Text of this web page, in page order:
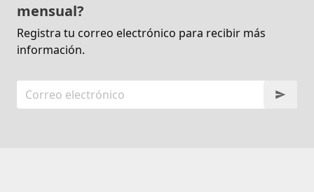
mensual?
Registra tu correo electrónico para recibir más
información.